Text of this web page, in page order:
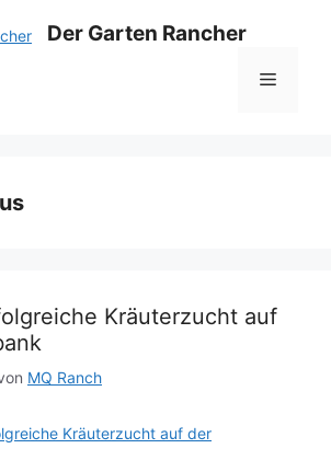
Der Garten Rancher
Menü
Kräuterzucht auf
MQ Ranch